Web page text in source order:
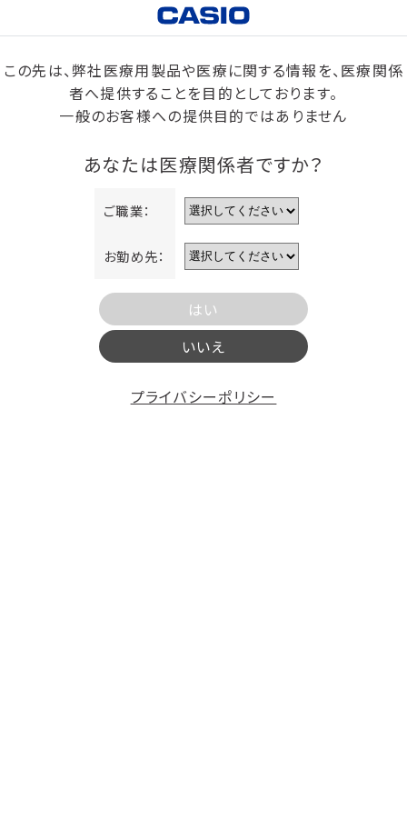
この先は、弊社医療用製品や医療に関する情報を、医療関係
者へ提供することを目的としております。
一般のお客様への提供目的ではありません
あなたは医療関係者ですか？
ご職業：
お勤め先：
はい
いいえ
プライバシーポリシー